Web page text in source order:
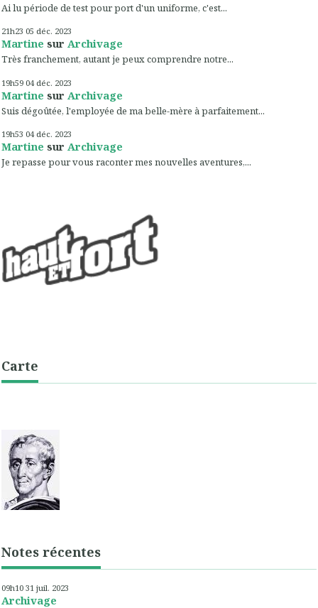
Ai lu période de test pour port d'un uniforme, c'est...
21h23 05 déc. 2023
Martine sur Archivage
Très franchement, autant je peux comprendre notre...
19h59 04 déc. 2023
Martine sur Archivage
Suis dégoûtée, l'employée de ma belle-mère à parfaitement...
19h53 04 déc. 2023
Martine sur Archivage
Je repasse pour vous raconter mes nouvelles aventures,...
Carte
Notes récentes
09h10 31 juil. 2023
Archivage